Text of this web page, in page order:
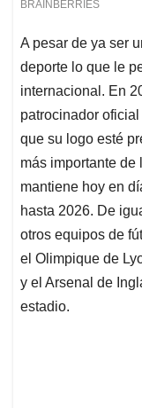
A pesar de ya ser
deporte lo que le
internacional. En
patrocinador
que su logo esté
más importante de
mantiene hoy en
hasta 2026. De
otros equipos de
el Olimpique de
y el Arsenal de
estadio.